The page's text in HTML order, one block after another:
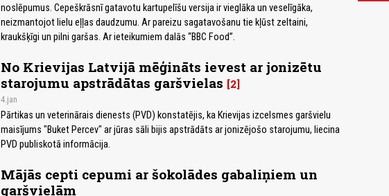
noslēpumus. Cepeškrāsnī gatavotu kartupelīšu versija ir vieglāka un veselīgāka,
neizmantojot lielu eļļas daudzumu. Ar pareizu sagatavošanu tie kļūst zeltaini,
kraukšķīgi un pilni garšas. Ar ieteikumiem dalās “BBC Food”.
No Krievijas Latvijā mēģināts ievest ar jonizētu
starojumu apstrādātas garšvielas 2
4.jan
Pārtikas un veterinārais dienests (PVD) konstatējis, ka Krievijas izcelsmes garšvielu
maisījums "Buket Percev" ar jūras sāli bijis apstrādāts ar jonizējošo starojumu, liecina
PVD publiskotā informācija.
Mājās cepti cepumi ar šokolādes gabaliņiem un
garšvielām